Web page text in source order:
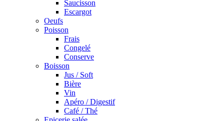
Saucisson
Escargot
Oeufs
Poisson
Frais
Congelé
Conserve
Boisson
Jus / Soft
Bière
Vin
Apéro / Digestif
Café / Thé